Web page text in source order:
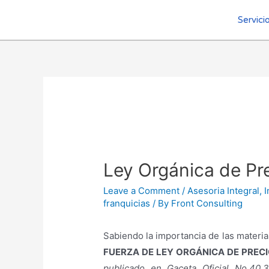
Ley Orgánica de
Leave a Comment /Asesoria Integral,
franquicias / By Front Consulting
Sabiendo la importancia de las
FUERZA DE LEY ORGÁNICA DE